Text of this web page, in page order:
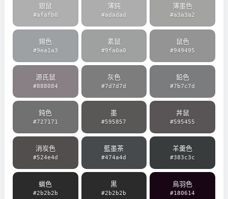
銀鼠
#afafb0
薄鈍
#adadad
薄墨色
#a3a3a2
錫色
#9ea1a3
素鼠
#9fa0a0
鼠色
#949495
源氏鼠
#888084
灰色
#7d7d7d
鉛色
#7b7c7d
鈍色
#727171
墨
#595857
丼鼠
#595455
消炭色
#524e4d
藍墨茶
#474a4d
羊羹色
#383c3c
蝋色
#2b2b2b
黒
#2b2b2b
烏羽色
#180614